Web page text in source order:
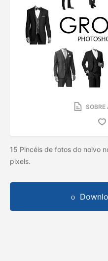
15 Pincéis de fotos do noivo
pixels.